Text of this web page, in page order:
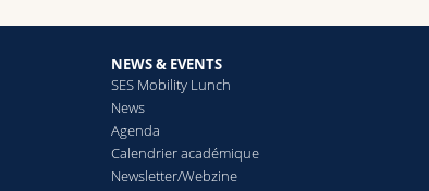
NEWS & EVENTS
SES Mobility Lunch
News
Agenda
Calendrier académique
Newsletter/Webzine